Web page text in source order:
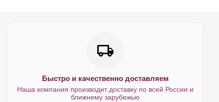
Быстро и качественно доставляем
Наша компания производит доставку по всей России и
ближнему зарубежью